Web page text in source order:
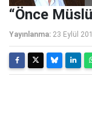
“Önce
Yayınlanma: 23 Eylül